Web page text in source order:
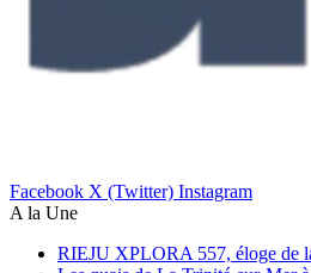
Facebook X (Twitter) Instagram
A la Une
RIEJU XPLORA 557, éloge de